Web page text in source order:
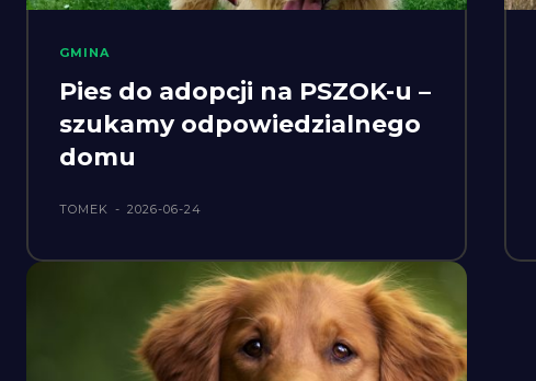
GMINA
Pies do adopcji na PSZOK-u –
szukamy odpowiedzialnego
domu
TOMEK - 2026-06-24